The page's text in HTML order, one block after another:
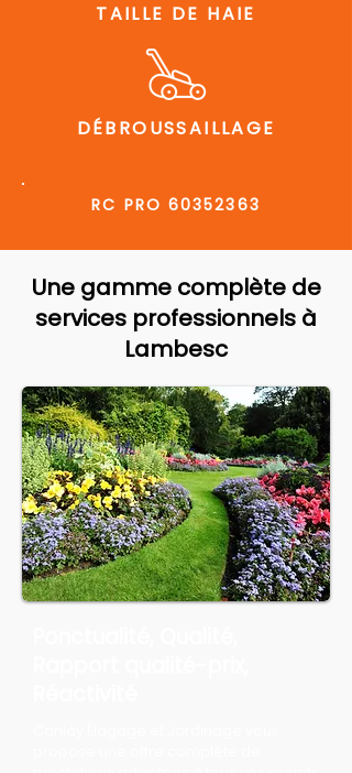
TAILLE DE HAIE
DÉBROUSSAILLAGE
RC PRO 60352363
Une gamme complète de
services professionnels à
Lambesc